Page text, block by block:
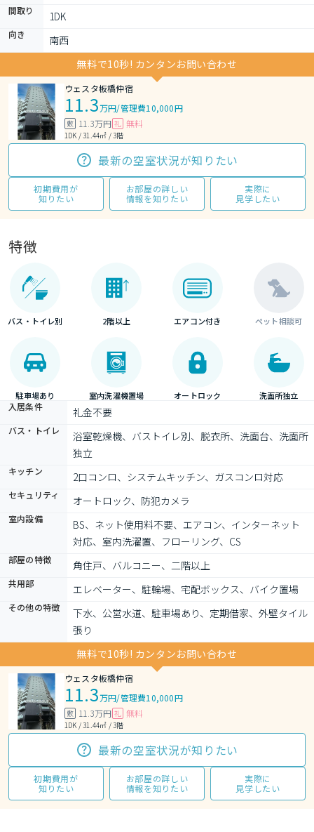
間取り 1DK
向き
南西
無料で10秒! カンタンお問い合わせ
ウェスタ板橋仲宿
11.3万円/管理費10,000円
敷 11.3万円 礼 無料
1DK / 31.44㎡ / 3階
最新の空室状況が知りたい
初期費用が
知りたい
お部屋の詳しい
情報を知りたい
実際に
見学したい
特徴
バス・トイレ別 2階以上 エアコン付き ペット相談可
駐車場あり 室内洗濯機置場 オートロック 洗面所独立
入居条件 礼金不要
バス・トイレ
浴室乾燥機、バストイレ別、脱衣所、洗面台、洗面所
独立
キッチン 2口コンロ、システムキッチン、ガスコンロ対応
セキュリティ オートロック、防犯カメラ
室内設備
BS、ネット使用料不要、エアコン、インターネット
対応、室内洗濯置、フローリング、CS
部屋の特徴 角住戸、バルコニー、二階以上
共用部 エレベーター、駐輪場、宅配ボックス、バイク置場
その他の特徴
下水、公営水道、駐車場あり、定期借家、外壁タイル
張り
無料で10秒! カンタンお問い合わせ
ウェスタ板橋仲宿
11.3万円/管理費10,000円
敷 11.3万円 礼 無料
1DK / 31.44㎡ / 3階
最新の空室状況が知りたい
初期費用が
知りたい
お部屋の詳しい
情報を知りたい
実際に
見学したい